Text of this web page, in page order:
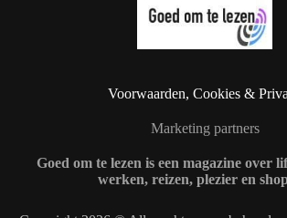
Voorwaarden, Cookies &
Marketing partners
Goed om te lezen is een magazine over
werken, reizen, plezier en